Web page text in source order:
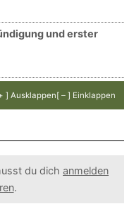
und erster
] Ausklappen[ – ] Einklappen
du dich anmelden
.